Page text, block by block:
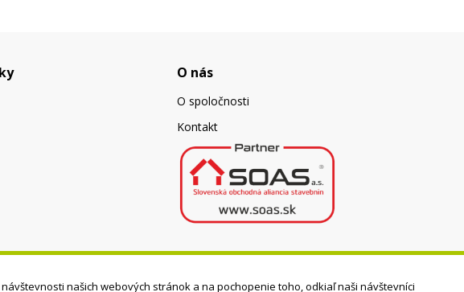
O nás
O spoločnosti
Kontakt
našich webových stránok a na pochopenie toho, odkiaľ naši návštevníci